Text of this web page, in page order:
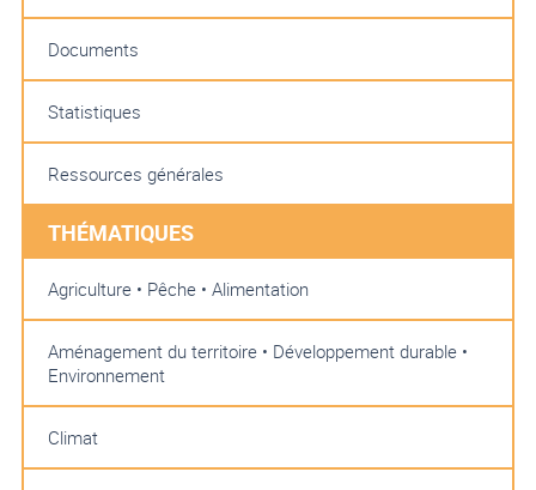
Documents
Statistiques
Ressources générales
THÉMATIQUES
Agriculture • Pêche • Alimentation
Aménagement du territoire • Développement durable •
Environnement
Climat